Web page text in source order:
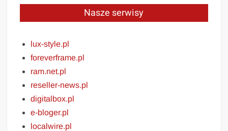
Nasze serwisy
lux-style.pl
foreverframe.pl
ram.net.pl
reseller-news.pl
digitalbox.pl
e-bloger.pl
localwire.pl